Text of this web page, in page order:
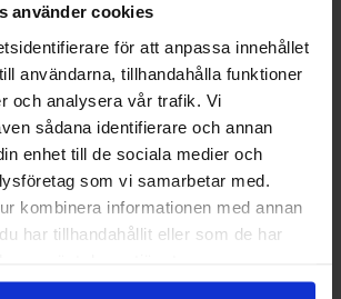
använder cookies
för att anpassa innehållet
användarna, tillhandahålla funktioner
och analysera vår trafik. Vi
sådana identifierare och annan
enhet till de sociala medier och
som vi samarbetar med.
kombinera informationen med annan
har tillhandahållit eller som de har